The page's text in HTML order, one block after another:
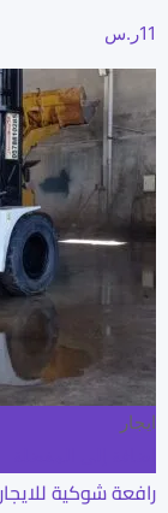
11ر.س
ايجار
رافعة شوكية